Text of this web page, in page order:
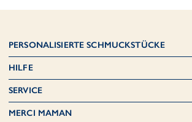
PERSONALISIERTE SCHMUCKSTÜCKE
HILFE
SERVICE
MERCI MAMAN